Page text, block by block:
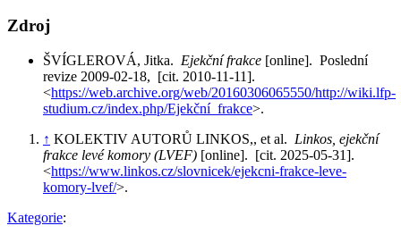
Zdroj
ŠVÍGLEROVÁ, Jitka. Ejekční frakce [online]. Poslední
revize 2009-02-18, [cit. 2010-11-11].
<https://web.archive.org/web/20160306065550/http://wiki.lfp-
studium.cz/index.php/Ejekční_frakce>.
↑ KOLEKTIV AUTORŮ LINKOS,, et al. Linkos, ejekční
frakce levé komory (LVEF) [online]. [cit. 2025-05-31].
<https://www.linkos.cz/slovnicek/ejekcni-frakce-leve-
komory-lvef/>.
Kategorie: